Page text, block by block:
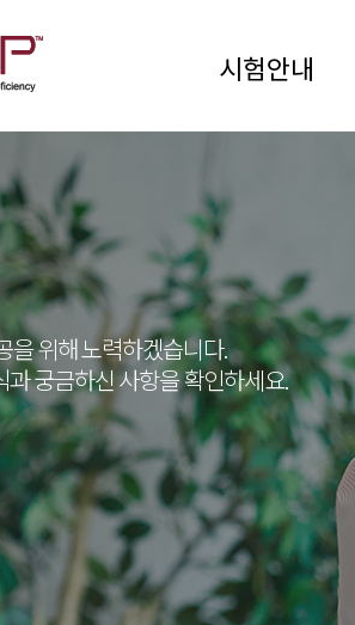
시험안내
을 위해 노력하겠습니다.
궁금하신 사항을 확인하세요.